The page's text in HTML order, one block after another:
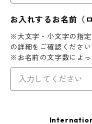
お入れするお名前（
※大文字・小文字の指
の詳細をご確認ください
※お名前の文字数によっ